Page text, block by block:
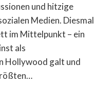
und hitzige
Medien. Diesmal
im Mittelpunkt – ein
als
Hollywood galt und